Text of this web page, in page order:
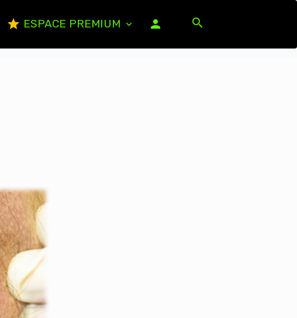
ESPACE PREMIUM